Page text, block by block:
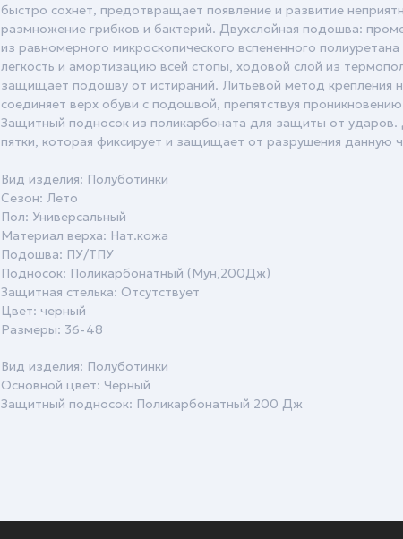
быстро сохнет, предотвращает появление и развитие
размножение грибков и бактерий. Двухслойная подошва:
из равномерного микроскопического вспененного
легкость и амортизацию всей стопы, ходовой слой из
защищает подошву от истираний. Литьевой метод крепления
соединяет верх обуви с подошвой, препятствуя
Защитный подносок из поликарбоната для защиты от
пятки, которая фиксирует и защищает от разрушения данную
Вид изделия: Полуботинки
Сезон: Лето
Пол: Универсальный
Материал верха: Нат.кожа
Подошва: ПУ/ТПУ
Подносок: Поликарбонатный (Мун,200Дж)
Защитная стелька: Отсутствует
Цвет: черный
Размеры: 36-48
Вид изделия: Полуботинки
Основной цвет: Черный
Защитный подносок: Поликарбонатный 200 Дж